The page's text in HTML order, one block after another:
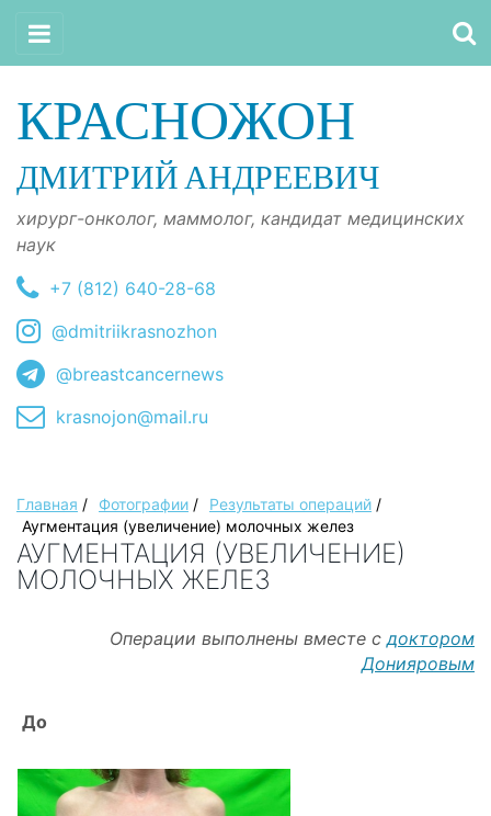
КРАСНОЖОН
ДМИТРИЙ АНДРЕЕВИЧ
хирург-онколог, маммолог, кандидат медицинских
наук
+7 (812) 640-28-68
@dmitriikrasnozhon
@breastcancernews
krasnojon@mail.ru
Главная / Фотографии / Результаты операций /
Аугментация (увеличение) молочных желез
АУГМЕНТАЦИЯ (УВЕЛИЧЕНИЕ)
МОЛОЧНЫХ ЖЕЛЕЗ
Операции выполнены вместе сдоктором
Донияровым
До